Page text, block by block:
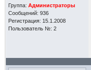
Группа: Администраторы
Сообщений: 936
Регистрация: 15.1.2008
Пользователь №: 2